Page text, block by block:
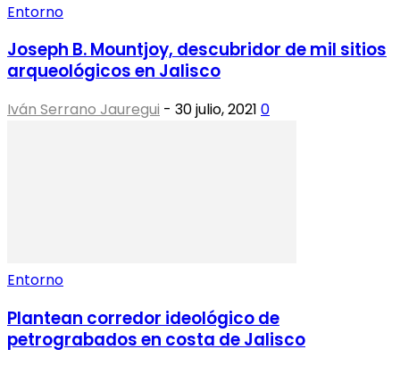
Entorno
Joseph B. Mountjoy, descubridor de mil sitios
arqueológicos en Jalisco
Iván Serrano Jauregui - 30 julio, 2021 0
Entorno
Plantean corredor ideológico de
petrograbados en costa de Jalisco